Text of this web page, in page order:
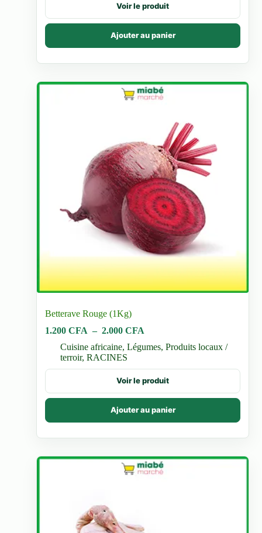
Voir le produit
Ajouter au panier
Betterave Rouge (1Kg)
1.200CFA – 2.000CFA
prix :
à
2.000 CFA
Cuisine africaine,Légumes,Produits locaux /
terroir,RACINES
Voir le produit
Ajouter au panier
Ce
a
plusieurs
Les
options
être